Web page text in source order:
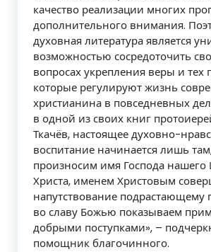
качество реализации многих
дополнительного внимания.
духовная литература является
возможностью сосредоточить
вопросах укрепления веры и тех
которые регулируют жизнь
христианина в повседневных
в одной из своих книг
Ткачёв, настоящее духовно-
воспитание начинается лишь
произносим имя Господа нашего
Христа, именем Христовым
напутствование
во славу Божью показываем
добрыми поступками», –
помощник благочинного.